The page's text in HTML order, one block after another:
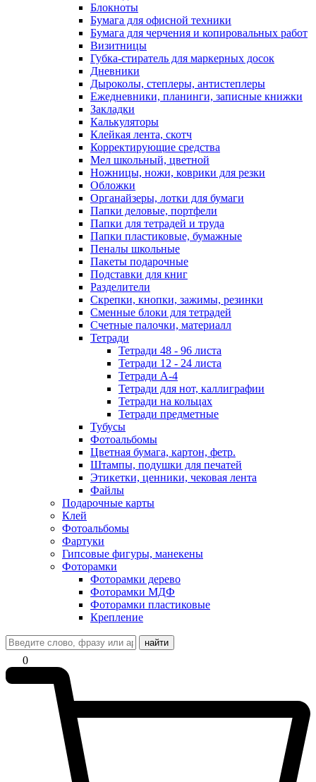
Блокноты
Бумага для офисной техники
Бумага для черчения и копировальных работ
Визитницы
Губка-стиратель для маркерных досок
Дневники
Дыроколы, степлеры, антистеплеры
Ежедневники, планинги, записные книжки
Закладки
Калькуляторы
Клейкая лента, скотч
Корректирующие средства
Мел школьный, цветной
Ножницы, ножи, коврики для резки
Обложки
Органайзеры, лотки для бумаги
Папки деловые, портфели
Папки для тетрадей и труда
Папки пластиковые, бумажные
Пеналы школьные
Пакеты подарочные
Подставки для книг
Разделители
Скрепки, кнопки, зажимы, резинки
Сменные блоки для тетрадей
Счетные палочки, материалл
Тетради
Тетради 48 - 96 листа
Тетради 12 - 24 листа
Тетради А-4
Тетради для нот, каллиграфии
Тетради на кольцах
Тетради предметные
Тубусы
Фотоальбомы
Цветная бумага, картон, фетр.
Штампы, подушки для печатей
Этикетки, ценники, чековая лента
Файлы
Подарочные карты
Клей
Фотоальбомы
Фартуки
Гипсовые фигуры, манекены
Фоторамки
Фоторамки дерево
Фоторамки МДФ
Фоторамки пластиковые
Крепление
найти
0